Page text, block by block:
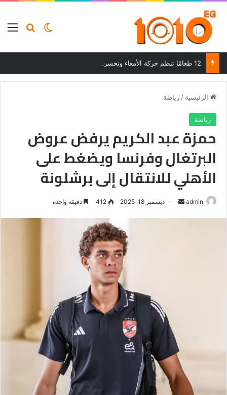
بحثالوضع
الرئيسية / رياضة
رياضة
حمزة عبد الكريم يرفض عروض
البرتغال وفرنسا ويضغط على
الأهلي للانتقال إلى برشلونة
admin
أرسل ديسمبر 18, 2025 412 دقيقة واحدة